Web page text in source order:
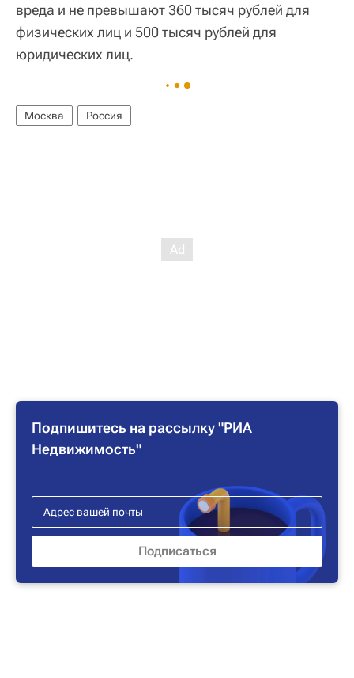
вреда и не превышают 360 тысяч рублей для
физических лиц и 500 тысяч рублей для
юридических лиц.
Москва Россия
Подпишитесь на рассылку "РИА
Недвижимость"